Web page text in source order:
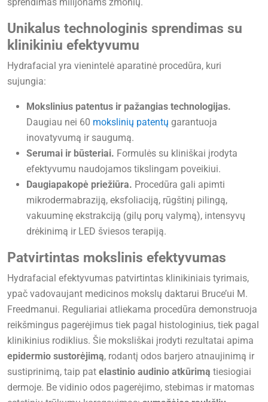
Unikalus technologinis sprendimas su
klinikiniu efektyvumu
Hydrafacial yra vienintelė aparatinė procedūra, kuri
sujungia:
Mokslinius patentus ir pažangias technologijas.
Daugiau nei 60 mokslinių patentų garantuoja
inovatyvumą ir saugumą.
Serumai ir būsteriai. Formulės su kliniškai įrodyta
efektyvumu naudojamos tikslingam poveikiui.
Daugiapakopė priežiūra. Procedūra gali apimti
mikrodermabraziją, eksfoliaciją, rūgštinį pilingą,
vakuuminę ekstrakciją (gilų porų valymą), intensyvų
drėkinimą ir LED šviesos terapiją.
Patvirtintas mokslinis efektyvumas
Hydrafacial efektyvumas patvirtintas klinikiniais tyrimais,
ypač vadovaujant medicinos mokslų daktarui Bruce’ui M.
Freedmanui. Reguliariai atliekama procedūra demonstruoja
reikšmingus pagerėjimus tiek pagal histologinius, tiek pagal
klinikinius rodiklius. Šie moksliškai įrodyti rezultatai apima
epidermio sustorėjimą, rodantį odos barjero atnaujinimą ir
sustiprinimą, taip pat elastinio audinio atkūrimą tiesiogiai
dermoje. Be vidinio odos pagerėjimo, stebimas ir matomas